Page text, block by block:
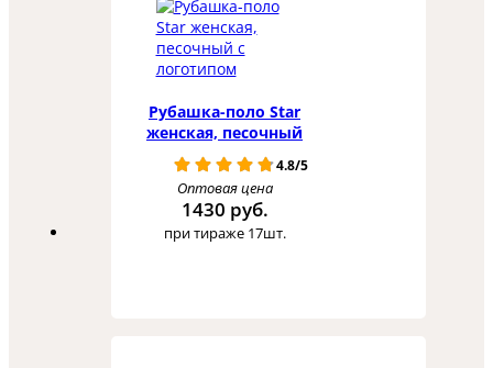
Рубашка-поло Star
женская, песочный
4.8/5
Оптовая цена
1430 руб.
при тираже 17шт.